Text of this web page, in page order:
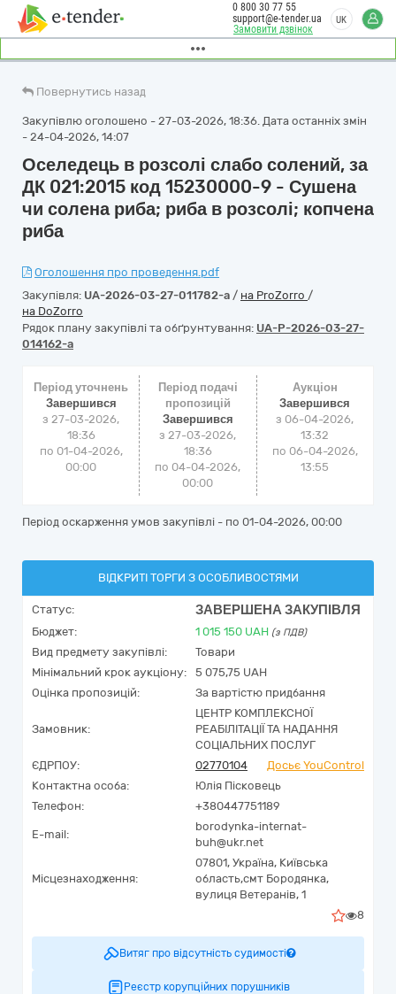
Замовити дзвінок
0 800 30 77 55
support@e-tender.ua
UK
Повернутись назад
Закупівлю оголошено - 27-03-2026, 18:36. Дата останніх змін
- 24-04-2026, 14:07
Оселедець в розсолі слабо солений, за
ДК 021:2015 код 15230000-9 - Сушена
чи солена риба; риба в розсолі; копчена
риба
Оголошення про проведення.pdf
Закупівля: UA-2026-03-27-011782-a / на ProZorro /
на DoZorro
Рядок плану закупівлі та обґрунтування: UA-P-2026-03-27-
014162-a
Період уточнень
Завершився
з 27-03-2026,
18:36
по 01-04-2026,
00:00
Період подачі
пропозицій
Завершився
з 27-03-2026,
18:36
по 04-04-2026,
00:00
Аукціон
Завершився
з 06-04-2026,
13:32
по 06-04-2026,
13:55
Період оскарження умов закупівлі - по 01-04-2026, 00:00
ВІДКРИТІ ТОРГИ З ОСОБЛИВОСТЯМИ
Статус: ЗАВЕРШЕНА ЗАКУПІВЛЯ
Бюджет: 1 015 150 UAH (з ПДВ)
Вид предмету закупівлі:
Товари
Мінімальний крок аукціону:
5 075,75 UAH
Оцінка пропозицій:
За вартістю придбання
Замовник:
ЦЕНТР КОМПЛЕКСНОЇ
РЕАБІЛІТАЦІЇ ТА НАДАННЯ
СОЦІАЛЬНИХ ПОСЛУГ
ЄДРПОУ:
02770104
Досьє YouControl
Контактна особа:
Юлія Пісковець
Телефон:
+380447751189
E-mail:
borodynka-internat-
buh@ukr.net
Місцезнаходження:
07801, Україна, Київська
область,смт Бородянка,
вулиця Ветеранів, 1
8
Витяг про відсутність судимості
Реєстр корупційних порушників